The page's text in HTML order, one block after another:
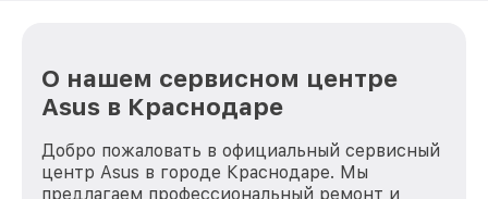
О нашем сервисном центре
Asus в Краснодаре
Добро пожаловать в официальный сервисный
центр Asus в городе Краснодаре. Мы
предлагаем профессиональный ремонт и